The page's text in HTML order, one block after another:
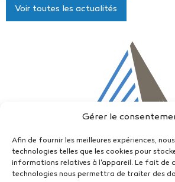
Gérer le
Afin de fournir les meilleures expériences,
technologies telles que les cookies pour
informations relatives à l'appareil. Le fait de
technologies nous permettra de traiter des
Voir toutes les actualités